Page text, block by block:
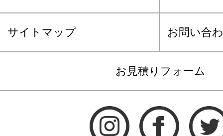
サイトマップ お問い合
お見積りフォーム